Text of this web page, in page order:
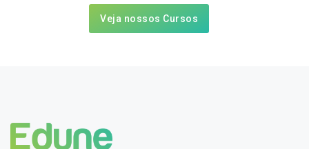
Veja nossos Cursos